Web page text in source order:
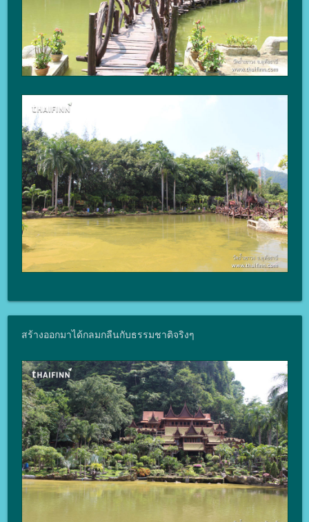
สร้างออกมาได้กลมกลืนกับธรรมชาติจริงๆ